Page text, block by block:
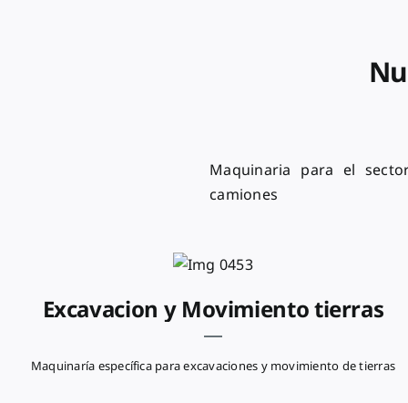
Maquinaria para el
camiones
Excavacion y Movimiento tierras
Maquinaría específica para excavaciones y movimiento de tierras